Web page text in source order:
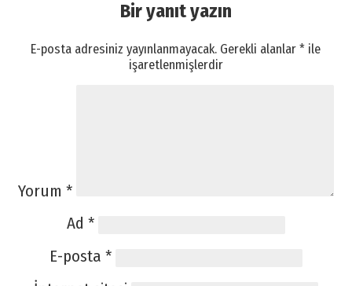
Bir yanıt yazın
E-posta adresiniz yayınlanmayacak. Gerekli alanlar* ile
işaretlenmişlerdir
Yorum *
Ad *
E-posta *